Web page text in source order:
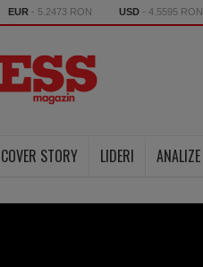
EUR - 5.2473 RON USD - 4.5595 RON
COVER STORY LIDERI ANALIZE